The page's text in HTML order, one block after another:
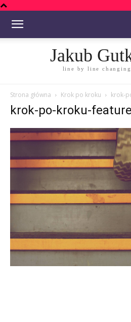
Jakub
line by line
Strona główna Krok po kroku krok-
krok-po-kroku-feature